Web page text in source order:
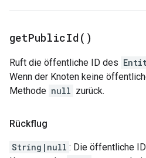
getPublicId( )
Ruft die öffentliche ID des
Wenn der Knoten keine
Methode null zurück.
Rückflug
String|null : Die öffentliche